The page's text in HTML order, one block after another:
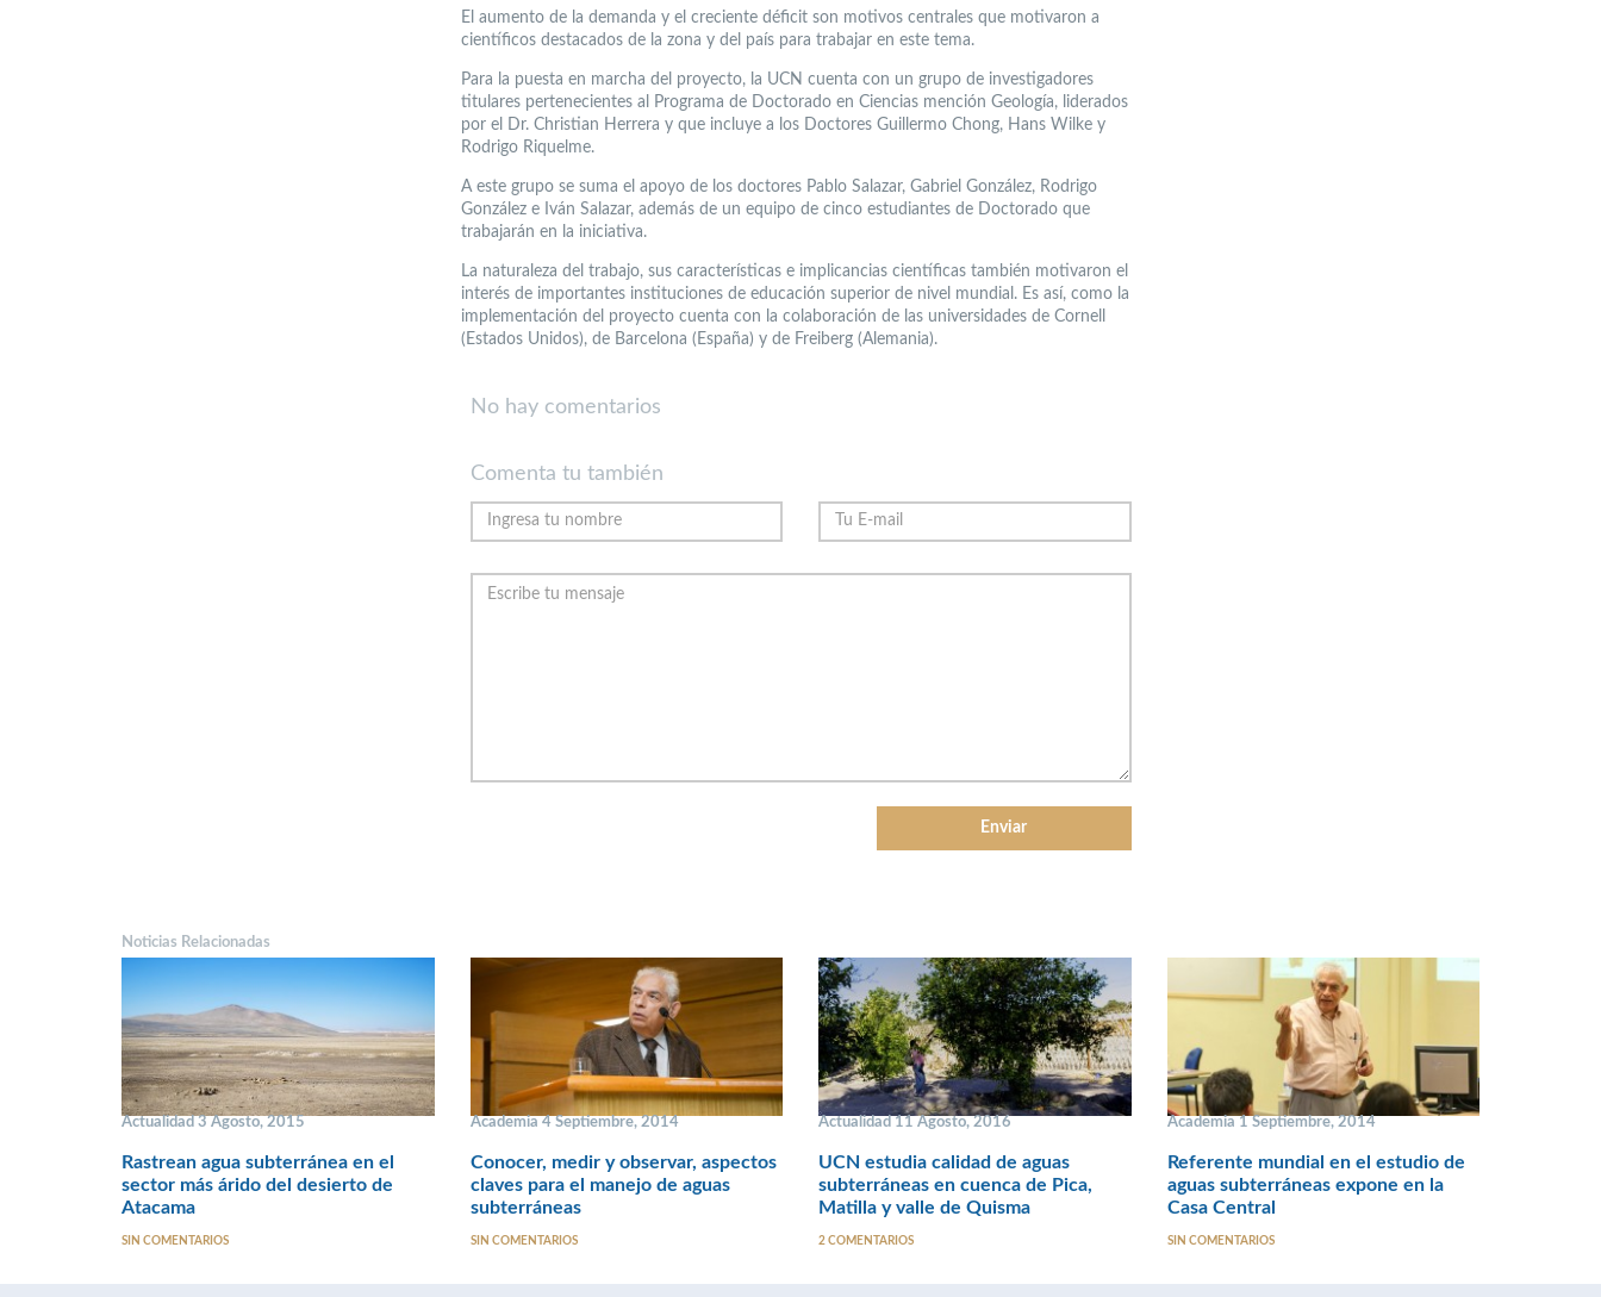
El aumento de la demanda y el creciente déficit son motivos centrales que motivaron a
científicos destacados de la zona y del país para trabajar en este tema.
Para la puesta en marcha del proyecto, la UCN cuenta con un grupo de investigadores
titulares pertenecientes al Programa de Doctorado en Ciencias mención Geología, liderados
por el Dr. Christian Herrera y que incluye a los Doctores Guillermo Chong, Hans Wilke y
Rodrigo Riquelme.
A este grupo se suma el apoyo de los doctores Pablo Salazar, Gabriel González, Rodrigo
González e Iván Salazar, además de un equipo de cinco estudiantes de Doctorado que
trabajarán en la iniciativa.
La naturaleza del trabajo, sus características e implicancias científicas también motivaron el
interés de importantes instituciones de educación superior de nivel mundial. Es así, como la
implementación del proyecto cuenta con la colaboración de las universidades de Cornell
(Estados Unidos), de Barcelona (España) y de Freiberg (Alemania).
No hay comentarios
Comenta tu también
Noticias Relacionadas
Actualidad 3 Agosto, 2015
Rastrean agua subterránea en el
sector más árido del desierto de
Atacama
SIN COMENTARIOS
Academia 4 Septiembre, 2014
Conocer, medir y observar, aspectos
claves para el manejo de aguas
subterráneas
SIN COMENTARIOS
Actualidad 11 Agosto, 2016
UCN estudia calidad de aguas
subterráneas en cuenca de Pica,
Matilla y valle de Quisma
2 COMENTARIOS
Academia 1 Septiembre, 2014
Referente mundial en el estudio de
aguas subterráneas expone en la
Casa Central
SIN COMENTARIOS